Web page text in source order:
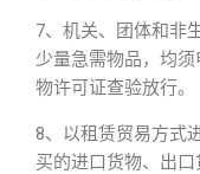
7、机关、团体和非
少量急需物品，均
物许可证查验放行。
8、以租赁贸易方式
买的进口货物、出